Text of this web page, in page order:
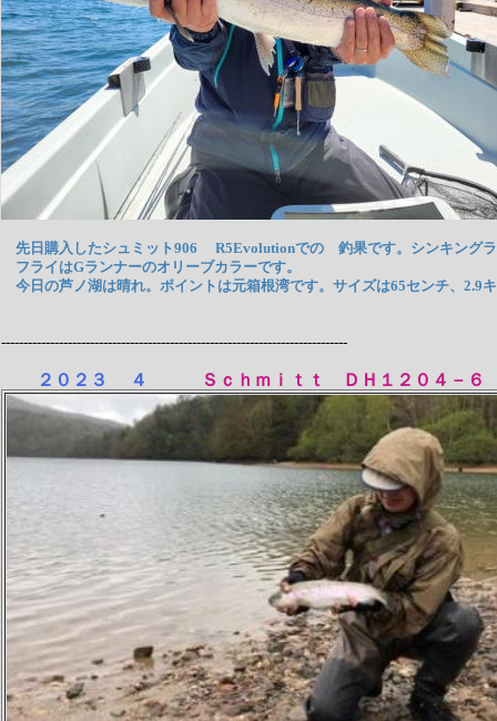
先日購入したシュミット906 R5Evolutionでの 釣果です。シンキン
フライはGランナーのオリーブカラーです。
今日の芦ノ湖は晴れ。ポイントは元箱根湾です。サイズは65センチ、2.9
------------------------------------------------------------------------------
２０２３ ４ Ｓｃｈｍｉｔｔ ＤＨ１２０４－６